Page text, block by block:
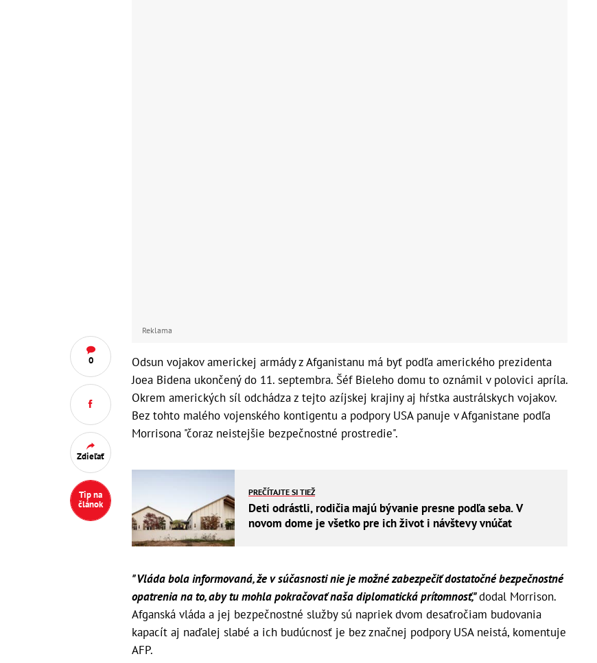
0
Zdieľať
Tip na
článok
Reklama
Odsun vojakov americkej armády z Afganistanu má byť podľa amerického prezidenta
Joea Bidena ukončený do 11. septembra. Šéf Bieleho domu to oznámil v polovici apríla.
Okrem amerických síl odchádza z tejto azíjskej krajiny aj hŕstka austrálskych vojakov.
Bez tohto malého vojenského kontigentu a podpory USA panuje v Afganistane podľa
Morrisona "čoraz neistejšie bezpečnostné prostredie".
PREČÍTAJTE SI TIEŽ
Deti odrástli, rodičia majú bývanie presne podľa seba. V
novom dome je všetko pre ich život i návštevy vnúčat
"Vláda bola informovaná, že v súčasnosti nie je možné zabezpečiť dostatočné bezpečnostné
opatrenia na to, aby tu mohla pokračovať naša diplomatická prítomnosť,"dodal Morrison.
Afganská vláda a jej bezpečnostné služby sú napriek dvom desaťročiam budovania
kapacít aj naďalej slabé a ich budúcnosť je bez značnej podpory USA neistá, komentuje
AFP.